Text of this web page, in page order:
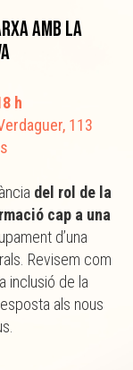
amb la
h
113
del rol de la
cap a una
d’una
Revisem com
inclusió de la
als nous